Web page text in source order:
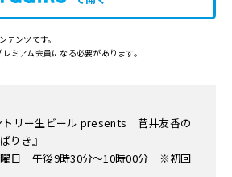
ンツです。
ミアム会員になる必要があります。
リー生ビール presents 菅井友香の
りき』
日 午後9時30分～10時00分 ※初回